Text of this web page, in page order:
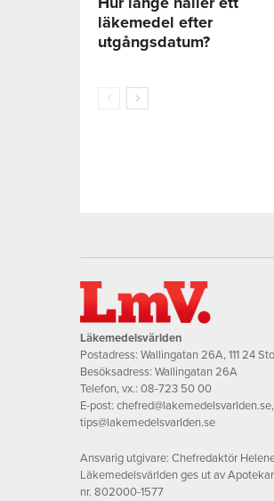
läkemedel efter
utgångsdatum?
Läkemedelsvärlden
Postadress: Wallingatan 26A, 111 24
Besöksadress: Wallingatan 26A
Telefon, vx.: 08-723 50 00
E-post: chefred@lakemedelsvarlden.se,
tips@lakemedelsvarlden.se
Ansvarig utgivare: Chefredaktör
Läkemedelsvärlden ges ut av
nr. 802000-1577